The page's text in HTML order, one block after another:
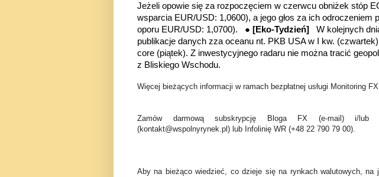
Jeżeli opowie się za rozpoczęciem w czerwcu obniżek stóp
wsparcia EUR/USD: 1,0600), a jego głos za ich odroczeniem
oporu EUR/USD: 1,0700). ● [Eko-Tydzień]
W kolejnych
publikacje danych zza oceanu nt. PKB USA w I kw.
core (piątek). Z inwestycyjnego radaru nie można tracić
z Bliskiego Wschodu.
Więcej bieżących informacji w ramach bezpłatnej usługi Monitoring
Zamów darmową subskrypcję Bloga FX (e-mail) i/
(kontakt@wspolnyrynek.pl) lub Infolinię WR (+48 22 790 79 00).
Aby na bieżąco wiedzieć, co dzieje się na rynkach walutowych, na